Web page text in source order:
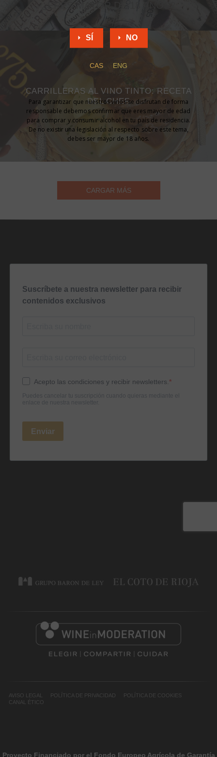
CARRILLERAS AL VINO TINTO: RECETA
DEL CHEF
CARGAR MÁS
AVISO LEGAL POLÍTICA DE PRIVACIDAD
POLÍTICA DE COOKIES
CANAL ÉTICO
Proyecto Financiado por el Fondo Europeo Agrícola de Garantía
SÍ NO
CAS ENG
Para garantizar que nuestros vinos se disfrutan de forma
responsable debemos confirmar que eres mayor de edad
para comprar y consumir alcohol en tu país de residencia.
De no existir una legislación al respecto sobre este tema,
debes ser mayor de 18 años.